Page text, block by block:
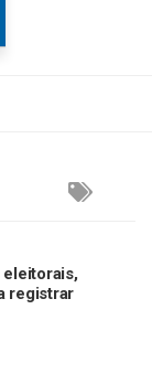
registrar